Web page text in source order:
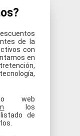
de la
con
en
web
los
de